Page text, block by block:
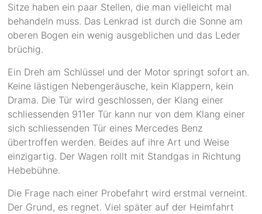
Sitze haben ein paar Stellen, die man vielleicht mal
behandeln muss. Das Lenkrad ist durch die Sonne am
oberen Bogen ein wenig ausgeblichen und das Leder
brüchig.
Ein Dreh am Schlüssel und der Motor springt sofort an.
Keine lästigen Nebengeräusche, kein Klappern, kein
Drama. Die Tür wird geschlossen, der Klang einer
schliessenden 911er Tür kann nur von dem Klang einer
sich schliessenden Tür eines Mercedes Benz
übertroffen werden. Beides auf ihre Art und Weise
einzigartig. Der Wagen rollt mit Standgas in Richtung
Hebebühne.
Die Frage nach einer Probefahrt wird erstmal verneint.
Der Grund, es regnet. Viel später auf der Heimfahrt